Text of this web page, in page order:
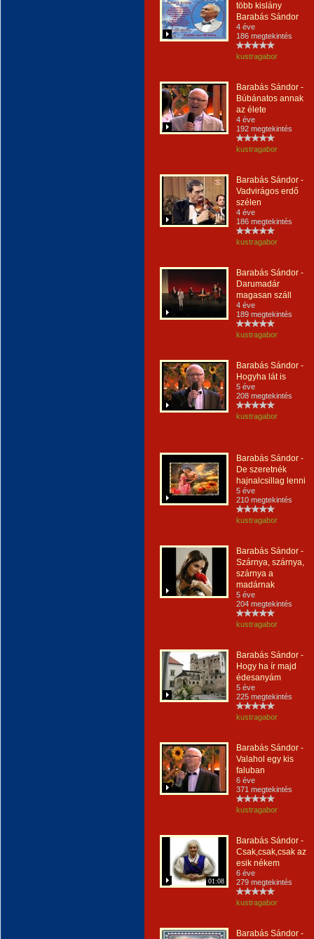
több kislány
Barabás Sándor
4 éve
186 megtekintés
kustragabor
Barabás Sándor -
Búbánatos annak
az élete
4 éve
192 megtekintés
kustragabor
Barabás Sándor -
Vadvirágos erdő
szélen
4 éve
186 megtekintés
kustragabor
Barabás Sándor -
Darumadár
magasan száll
4 éve
189 megtekintés
kustragabor
Barabás Sándor -
Hogyha lát is
5 éve
208 megtekintés
kustragabor
Barabás Sándor -
De szeretnék
hajnalcsillag lenni
5 éve
210 megtekintés
kustragabor
Barabás Sándor -
Szárnya, szárnya,
szárnya a
madárnak
5 éve
204 megtekintés
kustragabor
Barabás Sándor -
Hogy ha ír majd
édesanyám
5 éve
225 megtekintés
kustragabor
Barabás Sándor -
Valahol egy kis
faluban
6 éve
371 megtekintés
kustragabor
01:08
Barabás Sándor -
Csak,csak,csak az
esik nékem
6 éve
279 megtekintés
kustragabor
Barabás Sándor -